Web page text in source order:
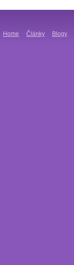
Home Články Blogy